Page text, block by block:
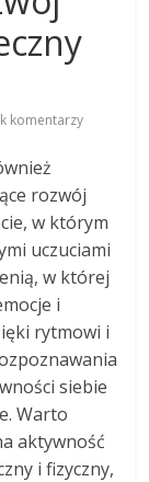
komentarzy
rozwój
w którym
uczuciami
w której
i
rytmowi i
siebie
Warto
aktywność
i fizyczny,